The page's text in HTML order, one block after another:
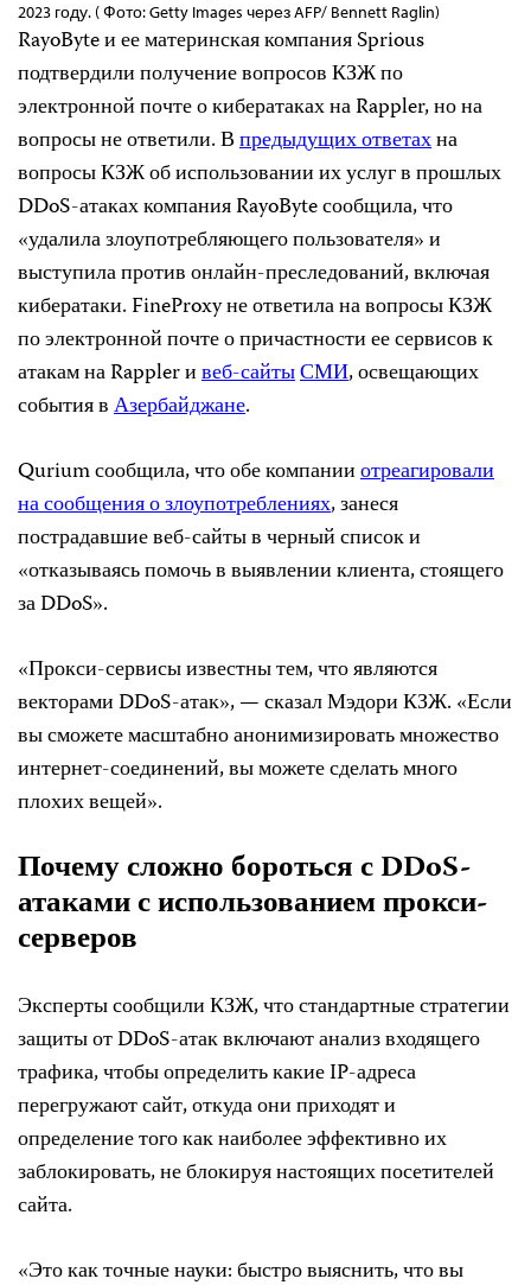
2023 году. ( Фото: Getty Images через AFP/ Bennett Raglin)
RayoByte и ее материнская компания Sprious
подтвердили получение вопросов КЗЖ по
электронной почте о кибератаках на Rappler, но на
вопросы не ответили. Впредыдущих ответахна
вопросы КЗЖ об использовании их услуг в прошлых
DDoS-атаках компания RayoByte сообщила, что
«удалила злоупотребляющего пользователя» и
выступила против онлайн-преследований, включая
кибератаки. FineProxy не ответила на вопросы КЗЖ
по электронной почте о причастности ее сервисов к
атакам на Rappler ивеб-сайтыСМИ, освещающих
события вАзербайджане.
Qurium сообщила, что обе компанииотреагировали
на сообщения о злоупотреблениях, занеся
пострадавшие веб-сайты в черный список и
«отказываясь помочь в выявлении клиента, стоящего
за DDoS».
«Прокси-сервисы известны тем, что являются
векторами DDoS-атак», — сказал Мэдори КЗЖ. «Если
вы сможете масштабно анонимизировать множество
интернет-соединений, вы можете сделать много
плохих вещей».
Почему сложно бороться с DDoS-
атаками с использованием прокси-
серверов
Эксперты сообщили КЗЖ, что стандартные стратегии
защиты от DDoS-атак включают анализ входящего
трафика, чтобы определить какие IP-адреса
перегружают сайт, откуда они приходят и
определение того как наиболее эффективно их
заблокировать, не блокируя настоящих посетителей
сайта.
«Это как точные науки: быстро выяснить, что вы